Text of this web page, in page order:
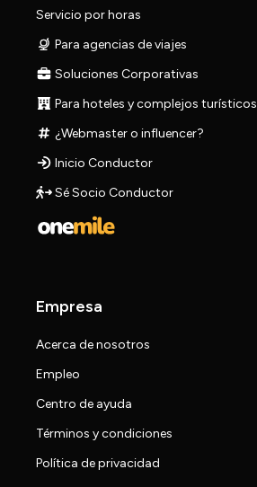
Servicio por horas
Para agencias de viajes
Soluciones Corporativas
Para hoteles y complejos turísticos
¿Webmaster o influencer?
Inicio Conductor
Sé Socio Conductor
Empresa
Acerca de nosotros
Empleo
Centro de ayuda
Términos y condiciones
Política de privacidad